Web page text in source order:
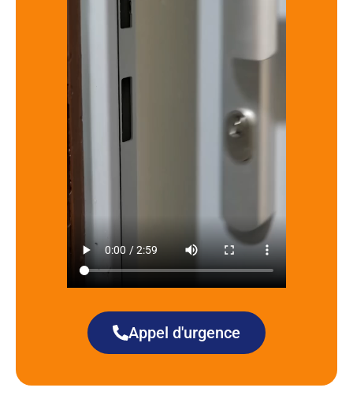
Appel d'urgence